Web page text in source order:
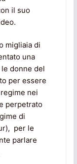
il suo
migliaia di
una
donne del
per essere
nei
perpetrato
di
per le
parlare